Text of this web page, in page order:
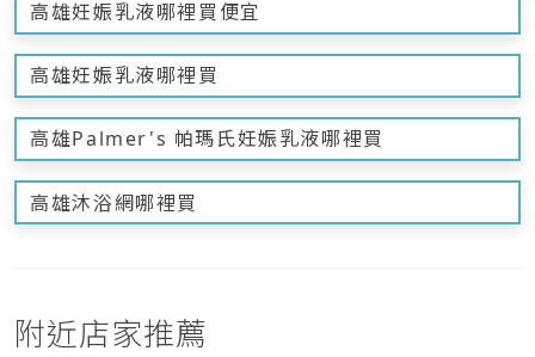
高雄妊娠乳液哪裡買便宜
高雄妊娠乳液哪裡買
高雄Palmer's 帕瑪氏妊娠乳液哪裡買
高雄沐浴網哪裡買
附近店家推薦